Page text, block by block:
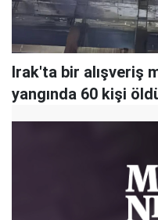
Irak'ta bir alışveriş
yangında 60 kişi